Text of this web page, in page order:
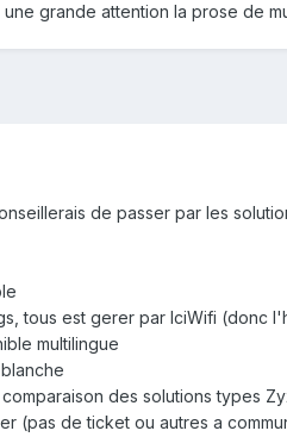
grande attention la prose de
de passer par les
tous est gerer par IciWifi (donc
multilingue
des solutions types
(pas de ticket ou autres a